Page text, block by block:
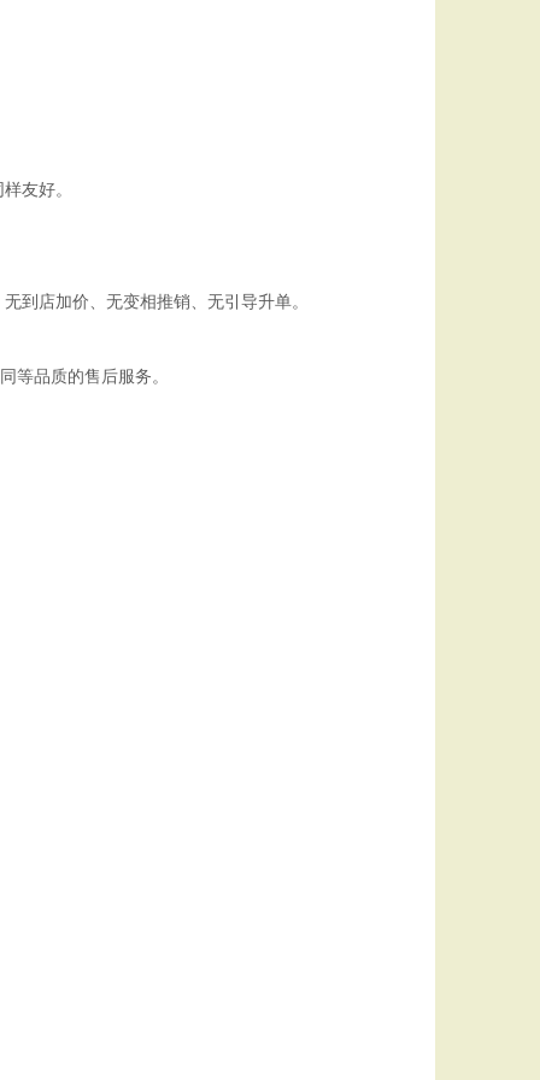
友好。
到店加价、无变相推销、无引导升单。
等品质的售后服务。